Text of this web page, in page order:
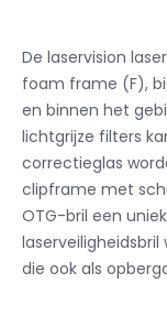
De laservision
foam frame (F),
en binnen het
lichtgrijze filters
correctieglas
clipframe met
OTG-bril een
die ook als